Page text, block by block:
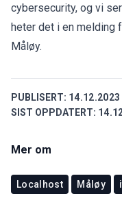
cybersecurity, og vi
heter det i en melding
Måløy.
PUBLISERT: 14.12.2023
SIST OPPDATERT:
Mer om
Localhost Måløy